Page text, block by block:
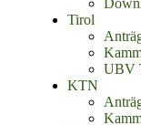
Tirol
UBV
KTN